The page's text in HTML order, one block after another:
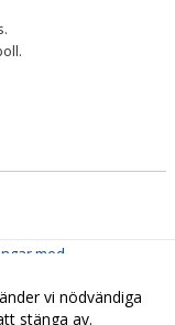
med
och
2025-10-24
vi nödvändiga
stänga av.